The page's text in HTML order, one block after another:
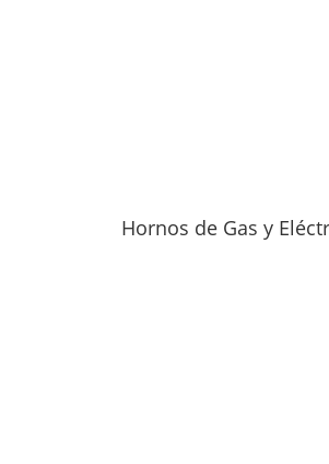
Hornos de Gas y